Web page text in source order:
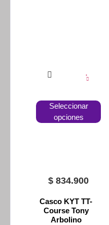
Seleccionar
opciones
$ 834.900
Casco KYT TT-
Course Tony
Arbolino